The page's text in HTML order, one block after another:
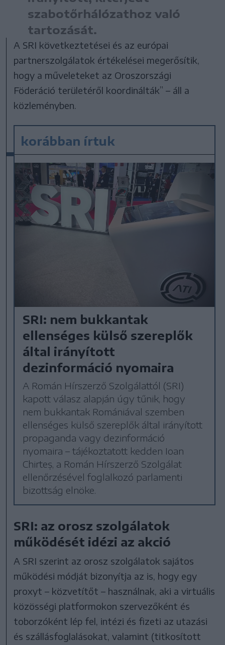
szabotőrhálózathoz való
tartozását.
A SRI következtetései és az európai
partnerszolgálatok értékelései megerősítik,
hogy a műveleteket az Oroszországi
Föderáció területéről koordinálták” – áll a
közleményben.
korábban írtuk
SRI: nem bukkantak
ellenséges külső szereplők
által irányított
dezinformáció nyomaira
A Román Hírszerző Szolgálattól (SRI)
kapott válasz alapján úgy tűnik, hogy
nem bukkantak Romániával szemben
ellenséges külső szereplők által irányított
propaganda vagy dezinformáció
nyomaira – tájékoztatott kedden Ioan
Chirteș, a Román Hírszerző Szolgálat
ellenőrzésével foglalkozó parlamenti
bizottság elnöke.
SRI: az orosz szolgálatok
működését idézi az akció
A SRI szerint az orosz szolgálatok sajátos
működési módját bizonyítja az is, hogy egy
proxyt – közvetítőt – használnak, aki a virtuális
közösségi platformokon szervezőként és
toborzóként lép fel, intézi és fizeti az utazási
és szállásfoglalásokat, valamint (titkosított